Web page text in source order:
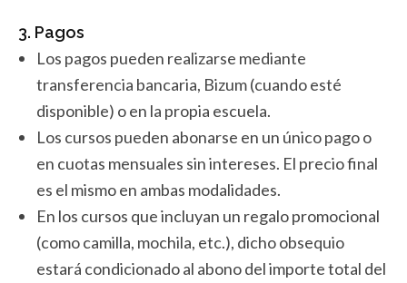
3. Pagos
Los pagos pueden realizarse mediante
transferencia bancaria, Bizum (cuando esté
disponible) o en la propia escuela.
Los cursos pueden abonarse en un único pago o
en cuotas mensuales sin intereses. El precio final
es el mismo en ambas modalidades.
En los cursos que incluyan un regalo promocional
(como camilla, mochila, etc.), dicho obsequio
estará condicionado al abono del importe total del